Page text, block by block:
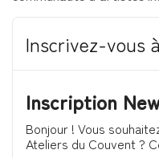
Inscrivez-vous
Inscription
Bonjour ! Vous
Ateliers du Couvent ?